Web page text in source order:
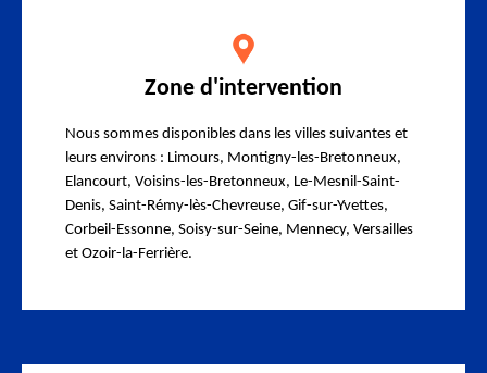
Zone d'intervention
Nous sommes disponibles dans les villes suivantes et
leurs environs : Limours, Montigny-les-Bretonneux,
Elancourt, Voisins-les-Bretonneux, Le-Mesnil-Saint-
Denis, Saint-Rémy-lès-Chevreuse, Gif-sur-Yvettes,
Corbeil-Essonne, Soisy-sur-Seine, Mennecy, Versailles
et Ozoir-la-Ferrière.